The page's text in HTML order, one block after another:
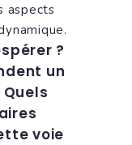
aspects
?
un
voie